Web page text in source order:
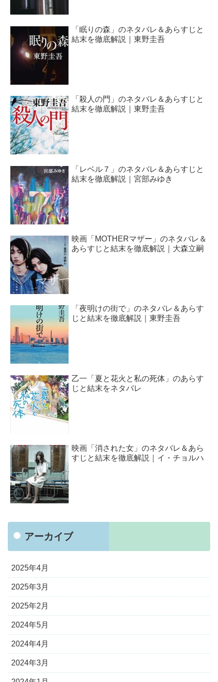
「眠りの森」のネタバレ＆あらすじと
結末を徹底解説｜東野圭吾
「殺人の門」のネタバレ＆あらすじと
結末を徹底解説｜東野圭吾
「レベル７」のネタバレ＆あらすじと
結末を徹底解説｜宮部みゆき
映画「MOTHERマザー」のネタバレ＆
あらすじと結末を徹底解説｜大森立嗣
「夜明けの街で」のネタバレ＆あらす
じと結末を徹底解説｜東野圭吾
乙一「夏と花火と私の死体」のあらす
じと結末をネタバレ
映画「消された女」のネタバレ＆あら
すじと結末を徹底解説｜イ・チョルハ
アーカイブ
2025年4月
2025年3月
2025年2月
2024年5月
2024年4月
2024年3月